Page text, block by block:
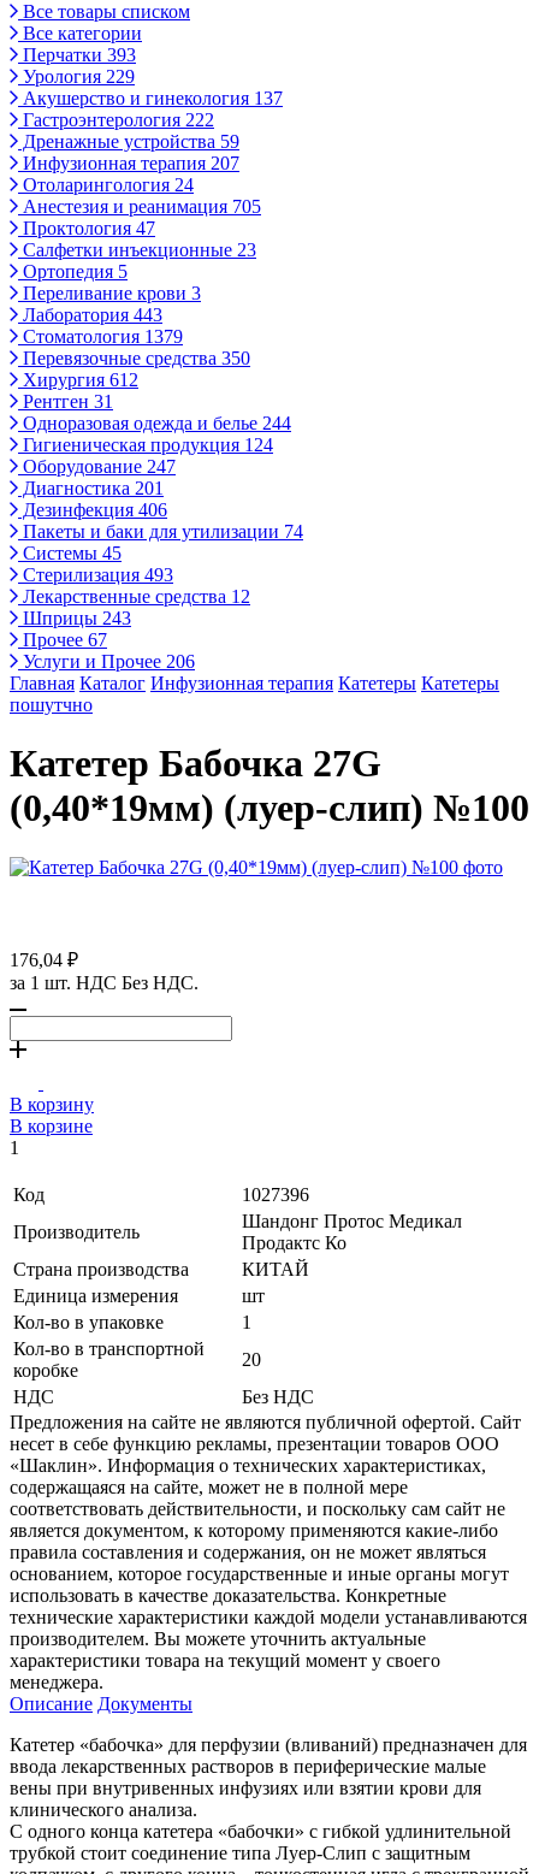
Все товары списком
Все категории
Перчатки 393
Урология 229
Акушерство и гинекология 137
Гастроэнтерология 222
Дренажные устройства 59
Инфузионная терапия 207
Отоларингология 24
Анестезия и реанимация 705
Проктология 47
Салфетки инъекционные 23
Ортопедия 5
Переливание крови 3
Лаборатория 443
Стоматология 1379
Перевязочные средства 350
Хирургия 612
Рентген 31
Одноразовая одежда и белье 244
Гигиеническая продукция 124
Оборудование 247
Диагностика 201
Дезинфекция 406
Пакеты и баки для утилизации 74
Системы 45
Стерилизация 493
Лекарственные средства 12
Шприцы 243
Прочее 67
Услуги и Прочее 206
Главная Каталог Инфузионная терапия Катетеры Катетеры
пошутчно
Катетер Бабочка 27G
(0,40*19мм) (луер-слип) №100
176,04 ₽
за 1 шт. НДС Без НДС.
В корзину
В корзине
1
Код
1027396
Производитель
Шандонг Протос Медикал
Продактс Ко
Страна производства
КИТАЙ
Единица измерения
шт
Кол-во в упаковке
1
Кол-во в транспортной
коробке
20
НДС
Без НДС
Предложения на сайте не являются публичной офертой. Сайт
несет в себе функцию рекламы, презентации товаров ООО
«Шаклин». Информация о технических характеристиках,
содержащаяся на сайте, может не в полной мере
соответствовать действительности, и поскольку сам сайт не
является документом, к которому применяются какие-либо
правила составления и содержания, он не может являться
основанием, которое государственные и иные органы могут
использовать в качестве доказательства. Конкретные
технические характеристики каждой модели устанавливаются
производителем. Вы можете уточнить актуальные
характеристики товара на текущий момент у своего
менеджера.
Описание Документы
Катетер «бабочка» для перфузии (вливаний) предназначен для
ввода лекарственных растворов в периферические малые
вены при внутривенных инфузиях или взятии крови для
клинического анализа.
С одного конца катетера «бабочки» с гибкой удлинительной
трубкой стоит соединение типа Луер-Слип с защитным